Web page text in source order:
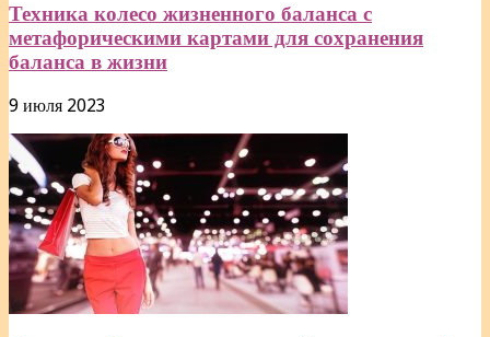
Техника колесо жизненного баланса с
метафорическими картами для сохранения
баланса в жизни
9 июля 2023